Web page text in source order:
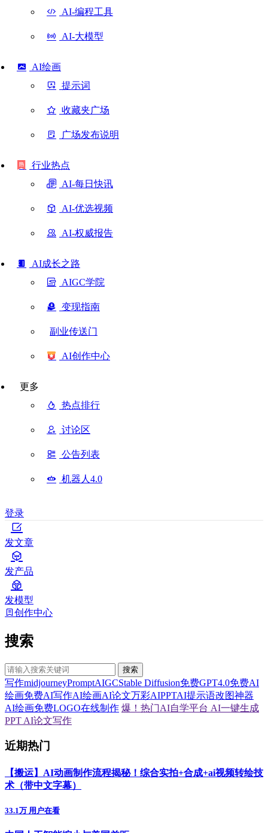
AI-编程工具
AI-大模型
AI绘画
提示词
收藏夹广场
广场发布说明
行业热点
AI-每日快讯
AI-优选视频
AI-权威报告
AI成长之路
AIGC学院
变现指南
副业传送门
AI创作中心
更多
热点排行
讨论区
公告列表
机器人4.0
登录
发文章
发产品
发模型
创作中心
搜索
搜索
写作midjourneyPromptAIGCStable Diffusion免费GPT4.0免费AI
绘画免费AI写作AI绘画AI论文万彩AIPPTAI提示语改图神器
AI绘画免费LOGO在线制作 爆！热门AI自学平台 AI一键生成
PPT AI论文写作
近期热门
【搬运】AI动画制作流程揭秘！综合实拍+合成+ai视频转绘技
术（带中文字幕）
33.1万 用户在看